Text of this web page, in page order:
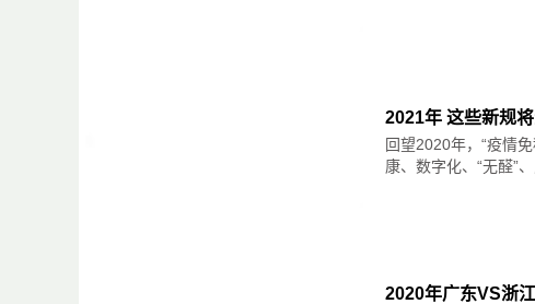
2021年 这些新规
回望2020年，“疫情
康、数字化、“无醛”
2020年广东VS浙